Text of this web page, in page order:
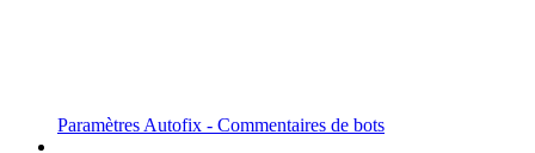
Paramètres Autofix - Commentaires de bots